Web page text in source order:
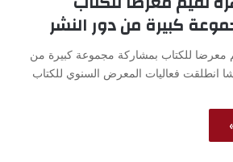
كبيرة من دور النشر
معرضا للكتاب بمشاركة مجموعة كبيرة من
انطلقت فعاليات المعرض السنوي للكتاب